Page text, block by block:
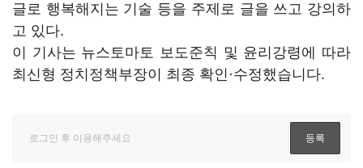
글로 행복해지는 기술 등을 주제로 글을 쓰고 강의하
고 있다.
이 기사는 뉴스토마토 보도준칙 및 윤리강령에 따라
최신형 정치정책부장이 최종 확인·수정했습니다.